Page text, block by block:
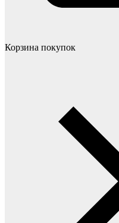
Корзина покупок